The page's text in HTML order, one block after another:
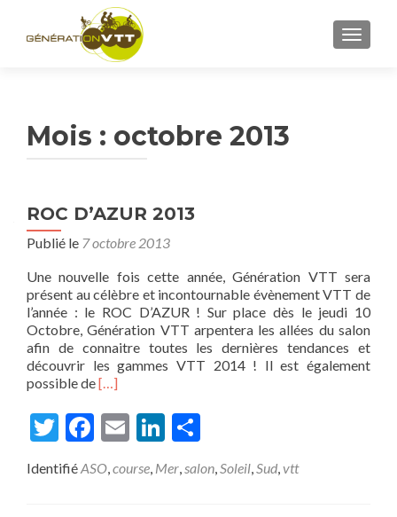
Mois : octobre 2013
ROC D’AZUR 2013
Publié le 7 octobre 2013
Une nouvelle fois cette année, Génération VTT sera
présent au célèbre et incontournable évènement VTT de
l’année : le ROC D’AZUR ! Sur place dès le jeudi 10
Octobre, Génération VTT arpentera les allées du salon
afin de connaitre toutes les dernières tendances et
découvrir les gammes VTT 2014 ! Il est également
possible deEn
plus
surROC
2013
[…]
Twitter
Facebook
EmailLinkedIn
IdentifiéASO,course, Mer,salon,Soleil,Sud,vtt